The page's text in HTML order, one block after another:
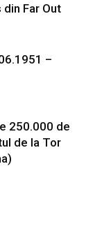
Far Out
–
250.000 de
de la Tor